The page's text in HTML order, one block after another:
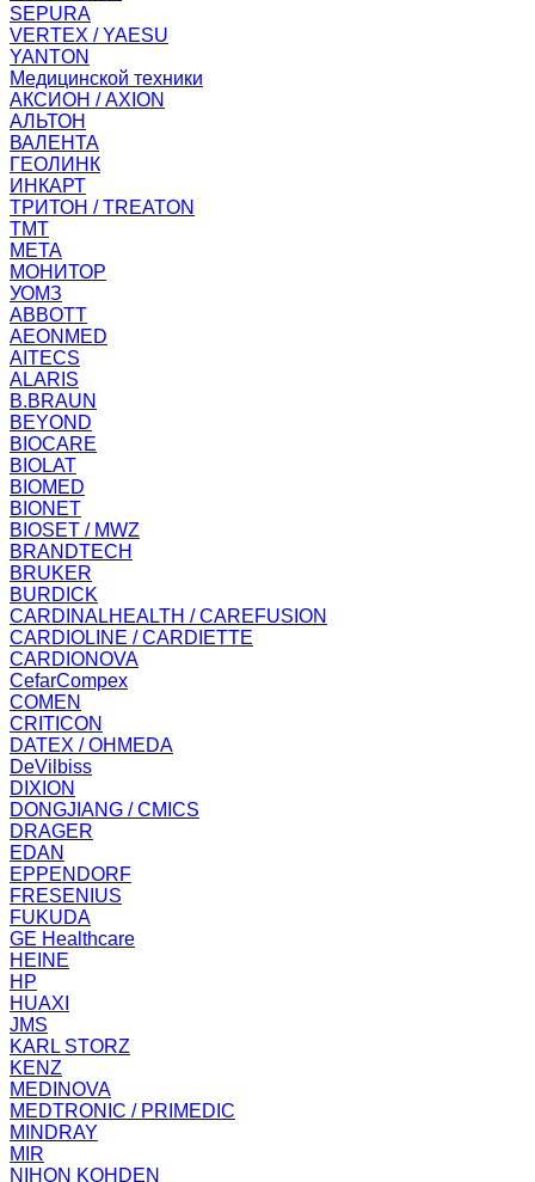
SEPURA
VERTEX / YAESU
YANTON
Медицинской техники
АКСИОН / AXION
АЛЬТОН
ВАЛЕНТА
ГЕОЛИНК
ИНКАРТ
ТРИТОН / TREATON
ТМТ
МЕТА
МОНИТОР
УОМЗ
ABBOTT
AEONMED
AITECS
ALARIS
B.BRAUN
BEYOND
BIOCARE
BIOLAT
BIOMED
BIONET
BIOSET / MWZ
BRANDTECH
BRUKER
BURDICK
CARDINALHEALTH / CAREFUSION
CARDIOLINE / CARDIETTE
CARDIONOVA
CefarCompex
COMEN
CRITICON
DATEX / OHMEDA
DeVilbiss
DIXION
DONGJIANG / CMICS
DRAGER
EDAN
EPPENDORF
FRESENIUS
FUKUDA
GE Healthcare
HEINE
HP
HUAXI
JMS
KARL STORZ
KENZ
MEDINOVA
MEDTRONIC / PRIMEDIC
MINDRAY
MIR
NIHON KOHDEN